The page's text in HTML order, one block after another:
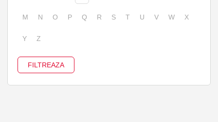
M N O P Q R S T U V W X
Y Z